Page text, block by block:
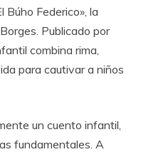
Federico», la
Publicado por
combina rima,
para cautivar a niños
un cuento infantil,
fundamentales. A